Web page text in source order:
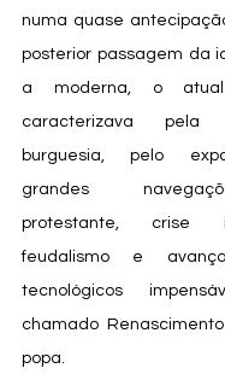
numa quase
posterior passagem da
a moderna, o
caracterizava pela
burguesia, pelo
grandes
protestante, crise
feudalismo e
tecnológicos
chamado
popa.